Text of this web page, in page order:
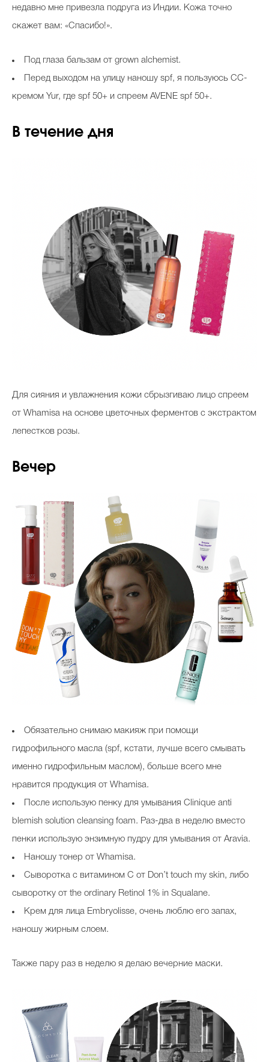
недавно мне привезла подруга из Индии. Кожа точно
скажет вам: «Спасибо!».
Под глаза бальзам от grown alchemist.
Перед выходом на улицу наношу spf, я пользуюсь CC-
кремом Yur, где spf 50+ и спреем AVENE spf 50+.
В течение дня
Для сияния и увлажнения кожи сбрызгиваю лицо спреем
от Whamisa на основе цветочных ферментов с экстрактом
лепестков розы.
Вечер
Обязательно снимаю макияж при помощи
гидрофильного масла (spf, кстати, лучше всего смывать
именно гидрофильным маслом), больше всего мне
нравится продукция от Whamisa.
После использую пенку для умывания Clinique anti
blemish solution cleansing foam. Раз-два в неделю вместо
пенки использую энзимную пудру для умывания от Aravia.
Наношу тонер от Whamisa.
Сыворотка с витамином С от Don’t touch my skin, либо
сыворотку от the ordinary Retinol 1% in Squalane.
Крем для лица Embryolisse, очень люблю его запах,
наношу жирным слоем.
Также пару раз в неделю я делаю вечерние маски.